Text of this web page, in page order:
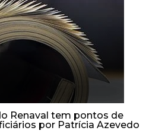
Renaval tem pontos de
por Patrícia Azevedo